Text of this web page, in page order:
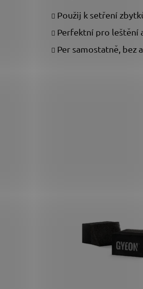
Použij k setření
Perfektní pro leštění
Per samostatně, bez